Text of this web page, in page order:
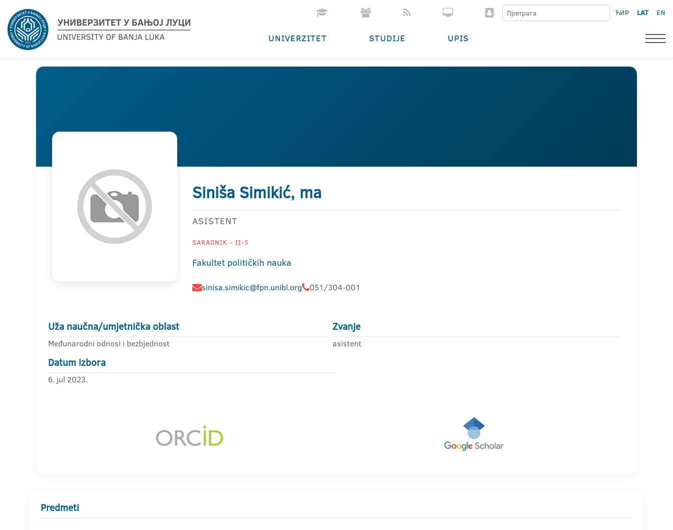
ЋИР LAT EN
UNIVERZITET STUDIJE UPIS
Siniša Simikić, ma
ASISTENT
SARADNIK - II-5
Fakultet političkih nauka
sinisa.simikic@fpn.unibl.org 051/304-001
Uža naučna/umjetnička oblast
Međunarodni odnosi i bezbjednost
Zvanje
asistent
Datum izbora
6. jul 2023.
Predmeti